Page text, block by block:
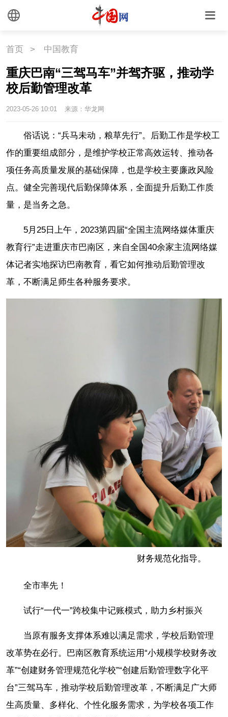
首页 > 中国教育
重庆巴南“三驾马车”并驾齐驱，推动学
校后勤管理改革
2023-05-26 10:01 来源：华龙网
俗话说：“兵马未动，粮草先行”。后勤工作是学校工
作的重要组成部分，是维护学校正常高效运转、推动各
项任务高质量发展的基础保障，也是学校主要廉政风险
点。健全完善现代后勤保障体系，全面提升后勤工作质
量，是当务之急。
5月25日上午，2023第四届“全国主流网络媒体重庆
教育行”走进重庆市巴南区，来自全国40余家主流网络媒
体记者实地探访巴南教育，看它如何推动后勤管理改
革，不断满足师生各种服务要求。
财务规范化指导。
全市率先！
试行“一代一”跨校集中记账模式，助力乡村振兴
当原有服务支撑体系难以满足需求，学校后勤管理
改革势在必行。巴南区教育系统运用“小规模学校财务改
革”“创建财务管理规范化学校”“创建后勤管理数字化平
台”三驾马车，推动学校后勤管理改革，不断满足广大师
生高质量、多样化、个性化服务需求，为学校各项工作